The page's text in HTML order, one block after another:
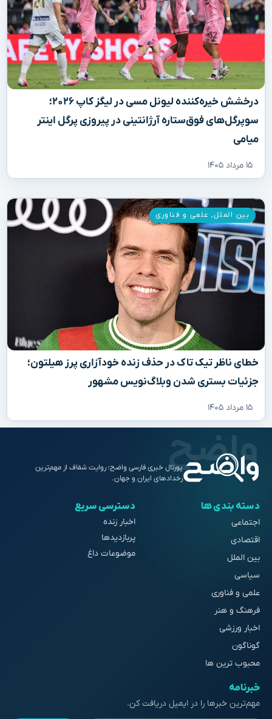
درخشش خیره‌کننده لیونل مسی در لیگز کاپ ۲۰۲۶؛
سوپرگل‌های فوق‌ستاره آرژانتینی در پیروزی پرگل اینتر
میامی
۱۵ مرداد ۱۴۰۵
خطای ناظر تیک تاک در حذف زنده خودآزاری پرز هیلتون؛
جزئیات بستری شدن وبلاگ‌نویس مشهور
۱۵ مرداد ۱۴۰۵
بین الملل, علمی و فناوری
پورتال خبری فارسی واضح؛ روایت شفاف از مهم‌ترین
رخدادهای ایران و جهان.
دسته بندی ها
اجتماعی
اقتصادی
بین الملل
سیاسی
علمی و فناوری
فرهنگ و هنر
اخبار ورزشی
گوناگون
محبوب ترین ها
دسترسی سریع
اخبار زنده
پربازدیدها
موضوعات داغ
خبرنامه
مهم‌ترین خبرها را در ایمیل دریافت کن.